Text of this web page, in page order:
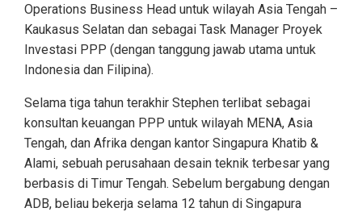
Operations Business Head untuk wilayah Asia Tengah –
Kaukasus Selatan dan sebagai Task Manager Proyek
Investasi PPP (dengan tanggung jawab utama untuk
Indonesia dan Filipina).
Selama tiga tahun terakhir Stephen terlibat sebagai
konsultan keuangan PPP untuk wilayah MENA, Asia
Tengah, dan Afrika dengan kantor Singapura Khatib &
Alami, sebuah perusahaan desain teknik terbesar yang
berbasis di Timur Tengah. Sebelum bergabung dengan
ADB, beliau bekerja selama 12 tahun di Singapura